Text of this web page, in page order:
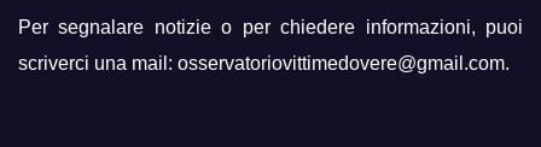
Per segnalare notizie o per chiedere informazioni, puoi
scriverci una mail: osservatoriovittimedovere@gmail.com.